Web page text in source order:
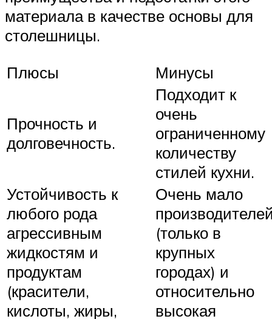
материала в качестве основы для
столешницы.
Плюсы
Минусы
Прочность и
долговечность.
Подходит к
очень
ограниченному
количеству
стилей кухни.
Устойчивость к
любого рода
агрессивным
жидкостям и
продуктам
(красители,
кислоты, жиры,
Очень мало
(только в
крупных
городах) и
относительно
высокая